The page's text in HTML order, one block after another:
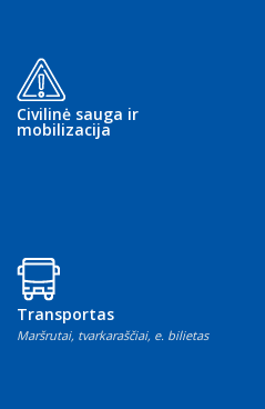
Civilinė sauga ir
mobilizacija
Transportas
Maršrutai, tvarkaraščiai, e. bilietas